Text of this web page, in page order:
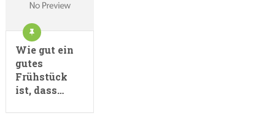
Wie gut ein
gutes
Frühstück
ist, dass…